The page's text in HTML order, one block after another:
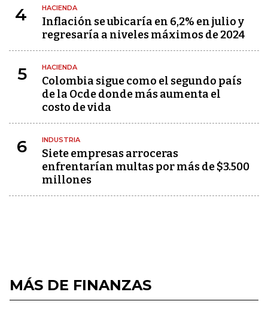
4 HACIENDA
Inflación se ubicaría en 6,2% en julio y
regresaría a niveles máximos de 2024
5 HACIENDA
Colombia sigue como el segundo país
de la Ocde donde más aumenta el
costo de vida
6 INDUSTRIA
Siete empresas arroceras
enfrentarían multas por más de $3.500
millones
MÁS DE FINANZAS